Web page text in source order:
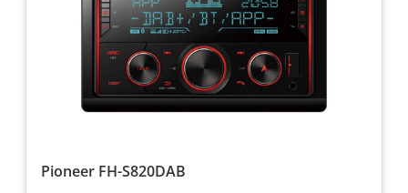
Pioneer FH-S820DAB